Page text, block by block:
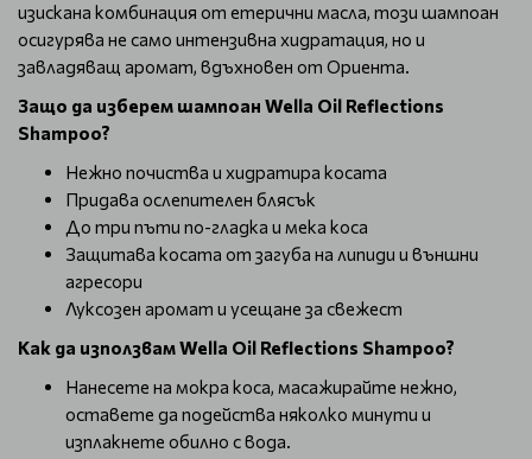
изискана комбинация от етерични масла, този шампоан
осигурява не само интензивна хидратация, но и
завладяващ аромат, вдъхновен от Ориента.
Защо да изберем шампоан Wella Оil Reflections
Shampoo?
Нежно почиства и хидратира косата
Придава ослепителен блясък
До три пъти по-гладка и мека коса
Защитава косата от загуба на липиди и външни
агресори
Луксозен аромат и усещане за свежест
Как да използвамWella Оil Reflections Shampoo?
Нанесете на мокра коса, масажирайте нежно,
оставете да подейства няколко минути и
изплакнете обилно с вода.